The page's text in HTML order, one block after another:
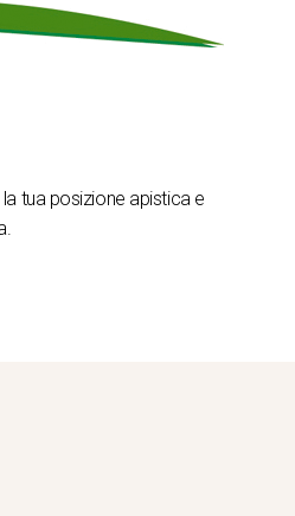
tua posizione apistica e